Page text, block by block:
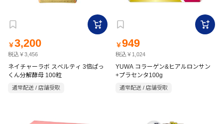
￥3,200
税込￥3,456
ネイチャーラボ スベルティ 3倍ぱっ
くん分解酵母 100粒
通常配送 / 店舗受取
￥949
税込￥1,024
YUWA コラーゲン&ヒアルロンサン
+プラセンタ100g
通常配送 / 店舗受取